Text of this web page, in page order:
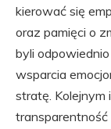
kierować się
oraz pamięci o
byli
wsparcia
stratę.
transparentność